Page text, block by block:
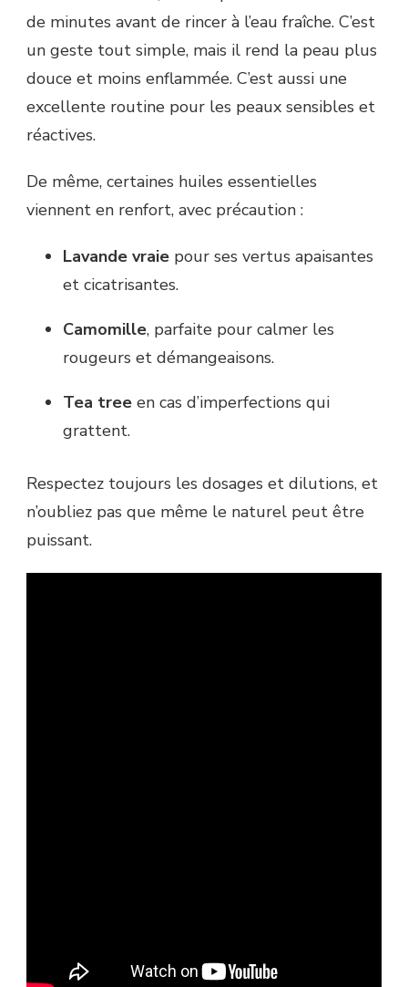
de minutes avant de rincer à l’eau fraîche. C’est
un geste tout simple, mais il rend la peau plus
douce et moins enflammée. C’est aussi une
excellente routine pour les peaux sensibles et
réactives.
De même, certaines huiles essentielles
viennent en renfort, avec précaution :
Lavande vraie pour ses vertus apaisantes
et cicatrisantes.
Camomille, parfaite pour calmer les
rougeurs et démangeaisons.
Tea tree en cas d’imperfections qui
grattent.
Respectez toujours les dosages et dilutions, et
n’oubliez pas que même le naturel peut être
puissant.